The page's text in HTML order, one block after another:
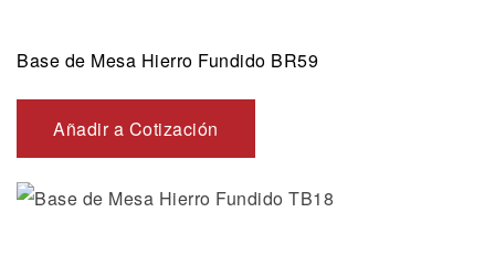
Base de Mesa Hierro Fundido BR59
Añadir a Cotización